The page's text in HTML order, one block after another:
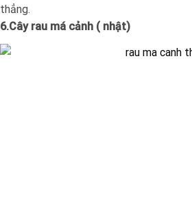
thẳng.
6.Cây rau má cảnh ( nhật)